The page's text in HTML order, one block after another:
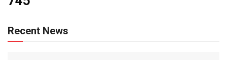
Recent News